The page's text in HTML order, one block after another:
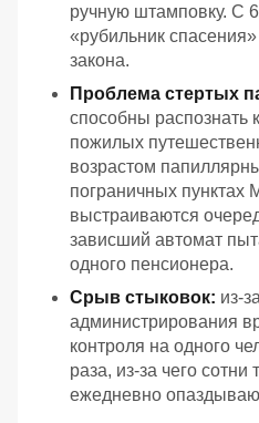
ручную штамповку. С
«рубильник
закона.
Проблема стертых
способны распознать
пожилых
возрастом
пограничных пунктах
выстраиваются
зависший автомат
одного пенсионера.
Срыв стыковок: из-
администрирования
контроля на одного
раза, из-за чего
ежедневно